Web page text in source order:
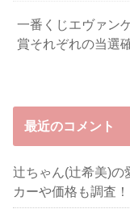
一番くじエヴァン
賞それぞれの当選
最近のコメント
辻ちゃん(辻希美)の
カーや価格も調査！